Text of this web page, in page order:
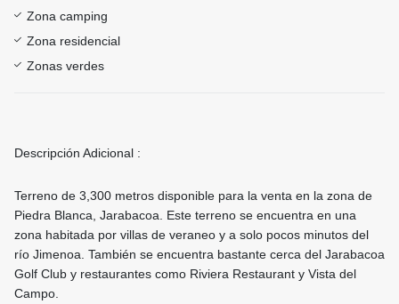
Zona camping
Zona residencial
Zonas verdes
Descripción Adicional :
Terreno de 3,300 metros disponible para la venta en la zona de
Piedra Blanca, Jarabacoa. Este terreno se encuentra en una
zona habitada por villas de veraneo y a solo pocos minutos del
río Jimenoa. También se encuentra bastante cerca del Jarabacoa
Golf Club y restaurantes como Riviera Restaurant y Vista del
Campo.